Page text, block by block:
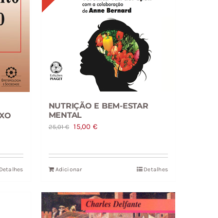
Detalhes
NUTRIÇÃO E BEM-ESTAR
MENTAL
25,01€ O
original
era:
15,00 €O
atual
Adicionar Detalhes